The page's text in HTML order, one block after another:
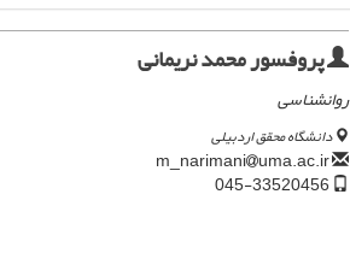
پروفسور محمد نریمانی
روانشناسی
دانشگاه محقق اردبیلی
uma.ac.ir